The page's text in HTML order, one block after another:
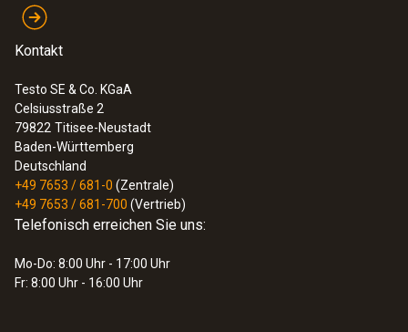
Kontakt
Testo SE & Co. KGaA
Celsiusstraße 2
79822 Titisee-Neustadt
Baden-Württemberg
Deutschland
+49 7653 / 681-0 (Zentrale)
+49 7653 / 681-700 (Vertrieb)
Telefonisch erreichen Sie uns:
Mo-Do: 8:00 Uhr - 17:00 Uhr
Fr: 8:00 Uhr - 16:00 Uhr